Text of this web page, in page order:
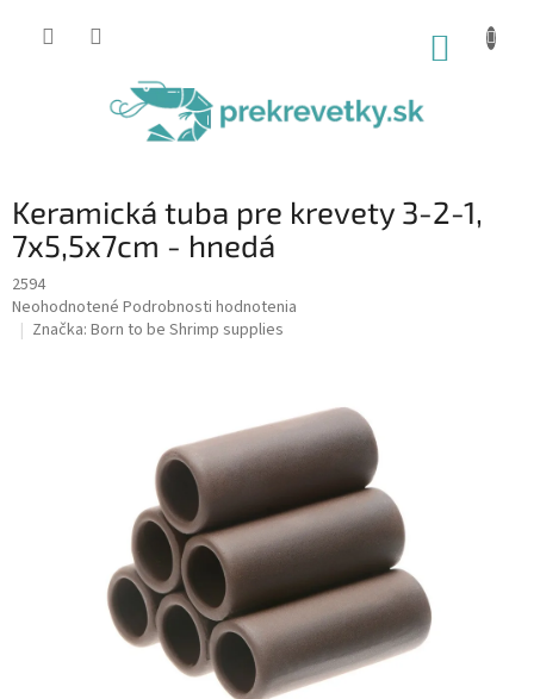
Keramická tuba pre krevety 3-2-1,
7x5,5x7cm - hnedá
2594
Priemerné
hodnotenie
Neohodnotené Podrobnosti hodnotenia
Značka: Born to be Shrimp supplies